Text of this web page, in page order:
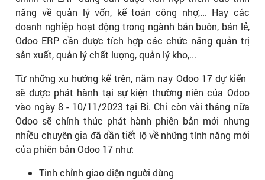
năng về quản lý vốn, kế toán công nhợ,... Hay các
doanh nghiệp hoạt động trong ngành bán buôn, bán lẻ,
Odoo ERP cần được tích hợp các chức năng quản trị
sản xuất, quản lý chất lượng, quản lý kho,...
Từ những xu hướng kể trên, năm nay Odoo 17 dự kiến ​​
sẽ được phát hành tại sự kiện thường niên của Odoo
vào ngày 8 - 10/11/2023 tại Bỉ. Chỉ còn vài tháng nữa
Odoo sẽ chính thức phát hành phiên bản mới nhưng
nhiều chuyên gia đã dần tiết lộ về những tính năng mới
của phiên bản Odoo 17 như:
Tinh chỉnh giao diện người dùng